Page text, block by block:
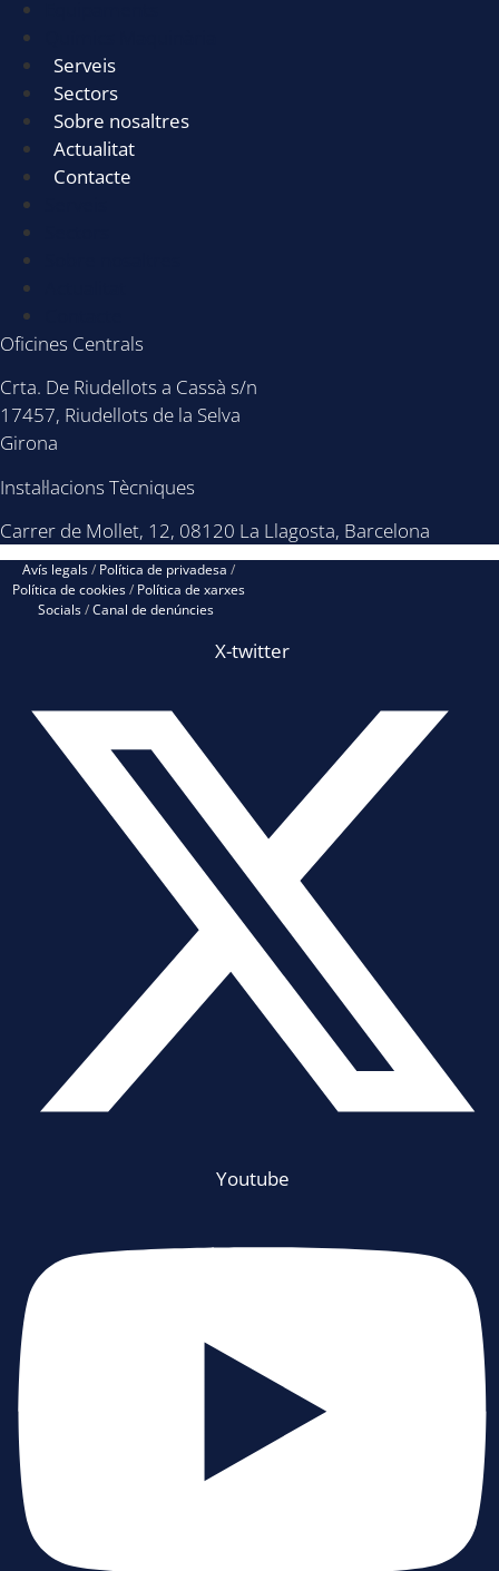
Serveis
Sectors
Sobre nosaltres
Actualitat
Contacte
Oficines Centrals
Crta. De Riudellots a Cassà s/n
17457, Riudellots de la Selva
Girona
Instal·lacions Tècniques
Carrer de Mollet, 12, 08120 La Llagosta, Barcelona
Avís legals/ Política de privadesa /
Política de cookies/ Política de xarxes
Socials/Canal de denúncies
X-twitter
Youtube